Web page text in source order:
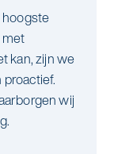
hoogste
met
kan, zijn we
wij
openheid
te
de
met
met
en